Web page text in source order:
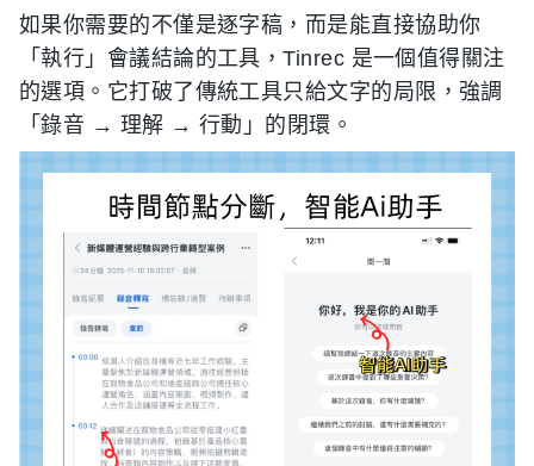
如果你需要的不僅是逐字稿，而是能直接協助你
「執行」會議結論的工具，Tinrec 是一個值得關注
的選項。它打破了傳統工具只給文字的局限，強調
「錄音 → 理解 → 行動」的閉環。